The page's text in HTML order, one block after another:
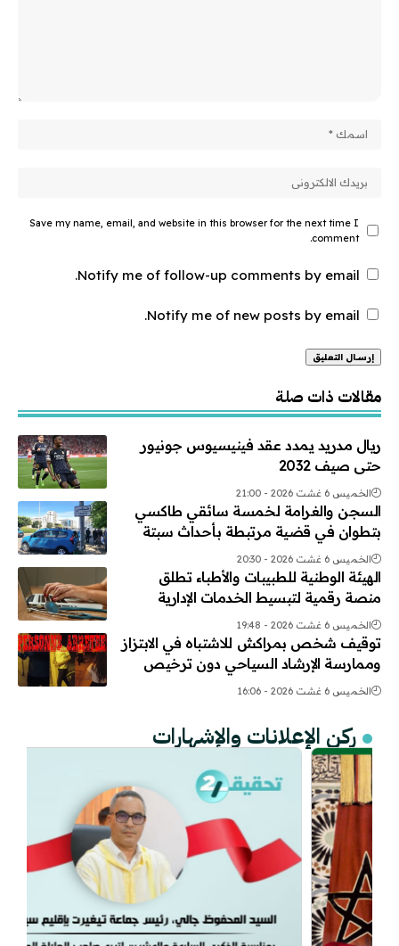
Save my name, email, and website in this browser for the next time I
comment.
Notify me of follow-up comments by email.
Notify me of new posts by email.
مقالات ذات صلة
ريال مدريد يمدد عقد فينيسيوس جونيور
حتى صيف 2032
الخميس 6 غشت 2026 - 21:00
السجن والغرامة لخمسة سائقي طاكسي
بتطوان في قضية مرتبطة بأحداث سبتة
الخميس 6 غشت 2026 - 20:30
الهيئة الوطنية للطبيبات والأطباء تطلق
منصة رقمية لتبسيط الخدمات الإدارية
الخميس 6 غشت 2026 - 19:48
توقيف شخص بمراكش للاشتباه في الابتزاز
وممارسة الإرشاد السياحي دون ترخيص
الخميس 6 غشت 2026 - 16:06
ركن الإعلانات والإشهارات